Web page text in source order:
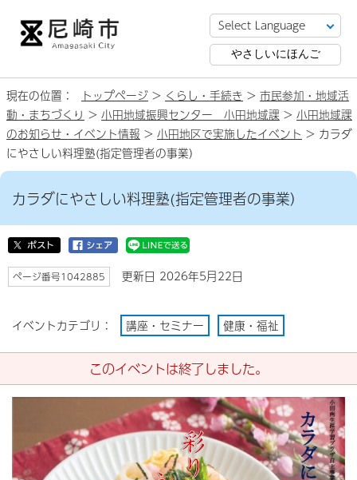
やさしいにほんご
現在の位置： トップページ > くらし・手続き > 市民参加・地域活
動・まちづくり > 小田地域振興センター 小田地域課 > 小田地域課
のお知らせ・イベント情報 > 小田地区で実施したイベント > カラダ
にやさしい料理塾(指定管理者の事業）
カラダにやさしい料理塾(指定管理者の事業）
ページ番号1042885 更新日 2026年5月22日
イベントカテゴリ： 講座・セミナー 健康・福祉
このイベントは終了しました。